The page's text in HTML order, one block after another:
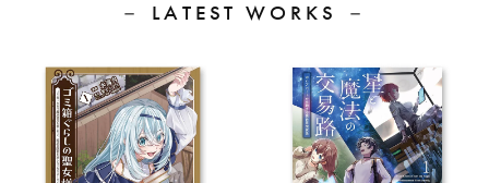
－ LATEST WORKS －